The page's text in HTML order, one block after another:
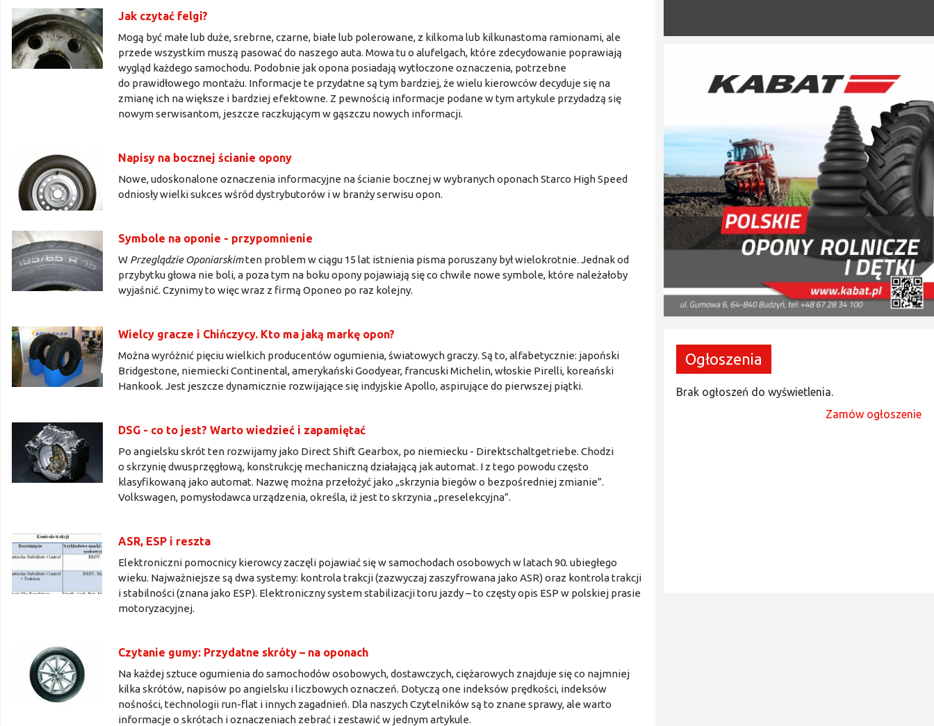
Jak czytać felgi?
Mogą być małe lub duże, srebrne, czarne, białe lub polerowane, z kilkoma lub kilkunastoma ramionami, ale
przede wszystkim muszą pasować do naszego auta. Mowa tu o alufelgach, które zdecydowanie poprawiają
wygląd każdego samochodu. Podobnie jak opona posiadają wytłoczone oznaczenia, potrzebne
do prawidłowego montażu. Informacje te przydatne są tym bardziej, że wielu kierowców decyduje się na
zmianę ich na większe i bardziej efektowne. Z pewnością informacje podane w tym artykule przydadzą się
nowym serwisantom, jeszcze raczkującym w gąszczu nowych informacji.
Napisy na bocznej ścianie opony
Nowe, udoskonalone oznaczenia informacyjne na ścianie bocznej w wybranych oponach Starco High Speed
odniosły wielki sukces wśród dystrybutorów i w branży serwisu opon.
Symbole na oponie - przypomnienie
W Przeglądzie Oponiarskimten problem w ciągu 15 lat istnienia pisma poruszany był wielokrotnie. Jednak od
przybytku głowa nie boli, a poza tym na boku opony pojawiają się co chwile nowe symbole, które należałoby
wyjaśnić. Czynimy to więc wraz z firmą Oponeo po raz kolejny.
Wielcy gracze i Chińczycy. Kto ma jaką markę opon?
Można wyróżnić pięciu wielkich producentów ogumienia, światowych graczy. Są to, alfabetycznie: japoński
Bridgestone, niemiecki Continental, amerykański Goodyear, francuski Michelin, włoskie Pirelli, koreański
Hankook. Jest jeszcze dynamicznie rozwijające się indyjskie Apollo, aspirujące do pierwszej piątki.
DSG - co to jest? Warto wiedzieć i zapamiętać
Po angielsku skrót ten rozwijamy jako Direct Shift Gearbox, po niemiecku - Direktschaltgetriebe. Chodzi
o skrzynię dwusprzęgłową, konstrukcję mechaniczną działającą jak automat. I z tego powodu często
klasyfikowaną jako automat. Nazwę można przełożyć jako „skrzynia biegów o bezpośredniej zmianie”.
Volkswagen, pomysłodawca urządzenia, określa, iż jest to skrzynia „preselekcyjna”.
ASR, ESP i reszta
Elektroniczni pomocnicy kierowcy zaczęli pojawiać się w samochodach osobowych w latach 90. ubiegłego
wieku. Najważniejsze są dwa systemy: kontrola trakcji (zazwyczaj zaszyfrowana jako ASR) oraz kontrola trakcji
i stabilności (znana jako ESP). Elektroniczny system stabilizacji toru jazdy – to częsty opis ESP w polskiej prasie
motoryzacyjnej.
Czytanie gumy: Przydatne skróty – na oponach
Na każdej sztuce ogumienia do samochodów osobowych, dostawczych, ciężarowych znajduje się co najmniej
kilka skrótów, napisów po angielsku i liczbowych oznaczeń. Dotyczą one indeksów prędkości, indeksów
nośności, technologii run-flat i innych zagadnień. Dla naszych Czytelników są to znane sprawy, ale warto
informacje o skrótach i oznaczeniach zebrać i zestawić w jednym artykule.
Ogłoszenia
Brak ogłoszeń do wyświetlenia.
Zamów ogłoszenie